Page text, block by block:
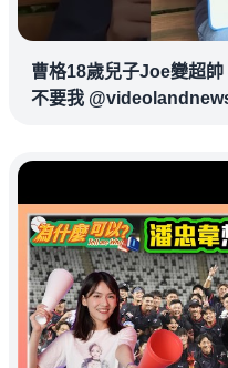
曹格18歲兒子Joe變超
不要我